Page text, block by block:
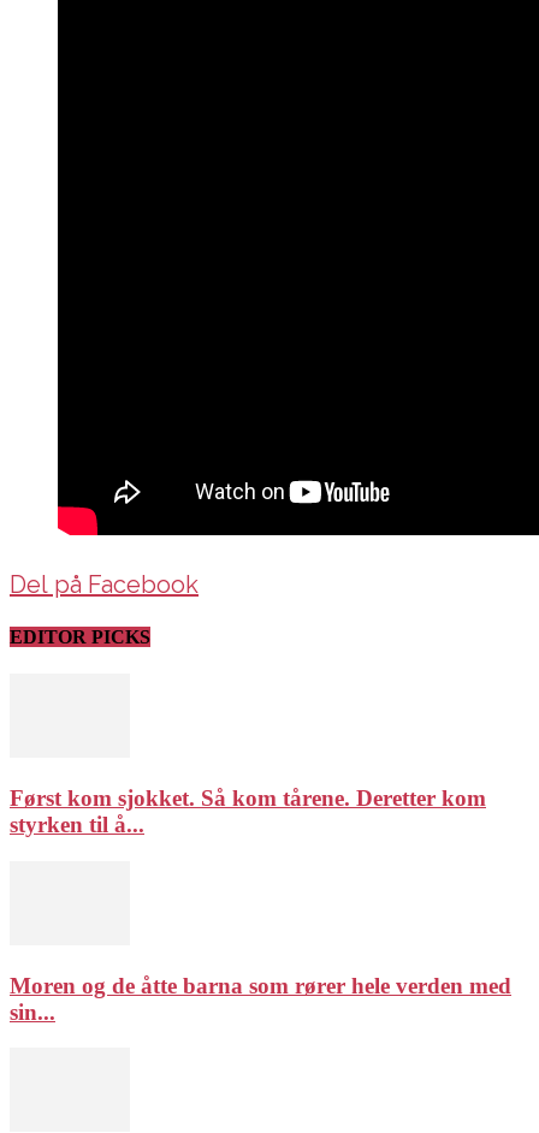
Del på Facebook
EDITOR PICKS
Først kom sjokket. Så kom tårene. Deretter kom
styrken til å...
Moren og de åtte barna som rører hele verden med
sin...